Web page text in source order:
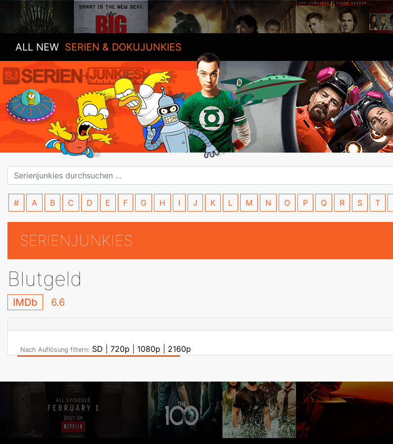
ALL NEW SERIEN & DOKUJUNKIES
# A B C D E F G H I J K L M N O P Q R S T
SERIENJUNKIES
Blutgeld
IMDb 6.6
Nach Auflösung filtern: SD 720p 1080p 2160p